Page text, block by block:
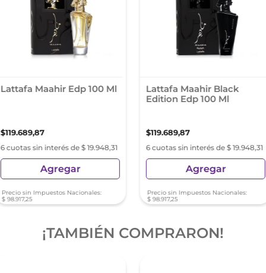
Lattafa Maahir Edp 100 Ml
$119.689,87
6 cuotas sin interés de $ 19.948,31
Agregar
Precio sin Impuestos Nacionales:
$ 98.917,25
Lattafa Maahir Black
Edition Edp 100 Ml
$119.689,87
6 cuotas sin interés de $ 19.948,31
Agregar
Precio sin Impuestos Nacionales:
$ 98.917,25
¡TAMBIÉN COMPRARON!